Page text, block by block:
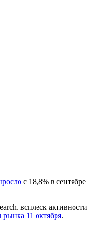
с 18,8% в сентябре
всплеск активности
рынка 11 октября.